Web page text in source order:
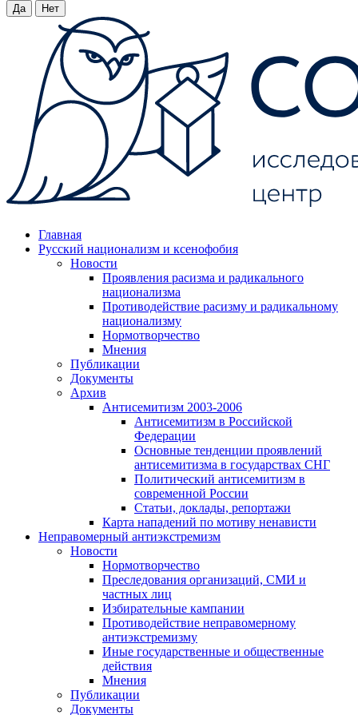
Да Нет
Главная
Русский национализм и ксенофобия
Новости
Проявления расизма и радикального
национализма
Противодействие расизму и радикальному
национализму
Нормотворчество
Мнения
Публикации
Документы
Архив
Антисемитизм 2003-2006
Антисемитизм в Российской
Федерации
Основные тенденции проявлений
антисемитизма в государствах СНГ
Политический антисемитизм в
современной России
Статьи, доклады, репортажи
Карта нападений по мотиву ненависти
Неправомерный антиэкстремизм
Новости
Нормотворчество
Преследования организаций, СМИ и
частных лиц
Избирательные кампании
Противодействие неправомерному
антиэкстремизму
Иные государственные и общественные
действия
Мнения
Публикации
Документы